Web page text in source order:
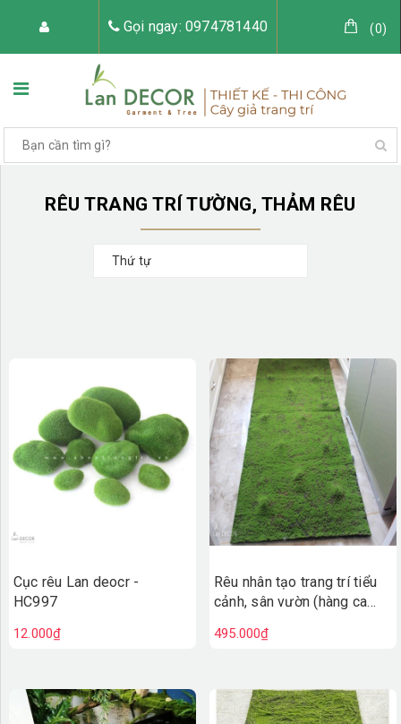
Gọi ngay: 0974781440 (0)
TƯỜNG CÂY GIẢ KHĂN TRẢI BÀN
RÊU TRANG TRÍ TƯỜNG, THẢM RÊU
Thứ tự
Cục rêu Lan deocr -
HC997
12.000₫
Rêu nhân tạo trang trí tiểu
cảnh, sân vườn (hàng cao
495.000₫